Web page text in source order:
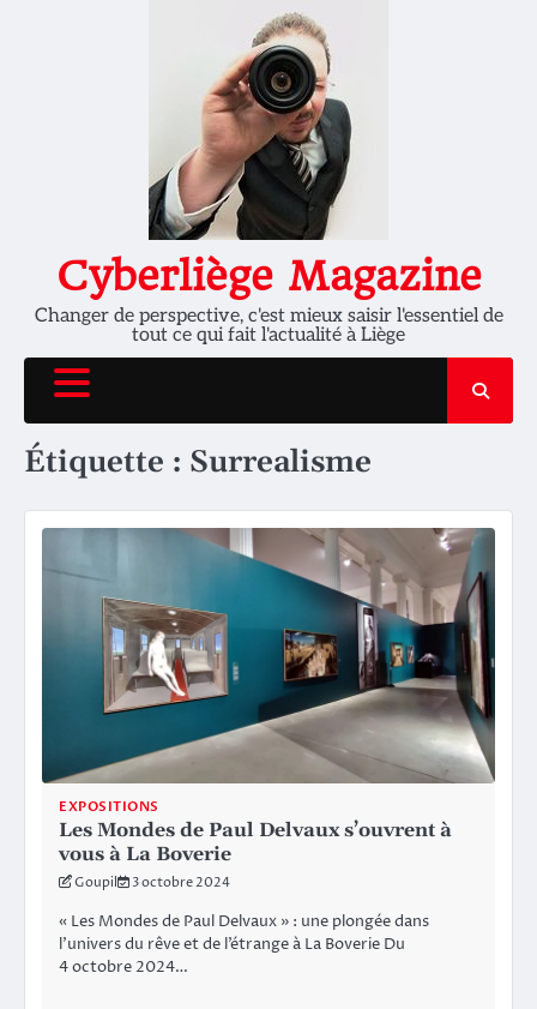
Cyberliège Magazine
Changer de perspective, c'est mieux saisir l'essentiel de
tout ce qui fait l'actualité à Liège
Étiquette : Surrealisme
EXPOSITIONS
Les Mondes de Paul Delvaux s’ouvrent à
vous à La Boverie
Goupil 3 octobre 2024
« Les Mondes de Paul Delvaux » : une plongée dans
l’univers du rêve et de l’étrange à La Boverie Du
4 octobre 2024…